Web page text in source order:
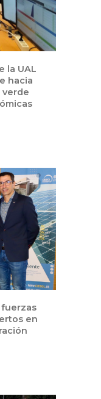
la UAL
hacia
fuerzas
en